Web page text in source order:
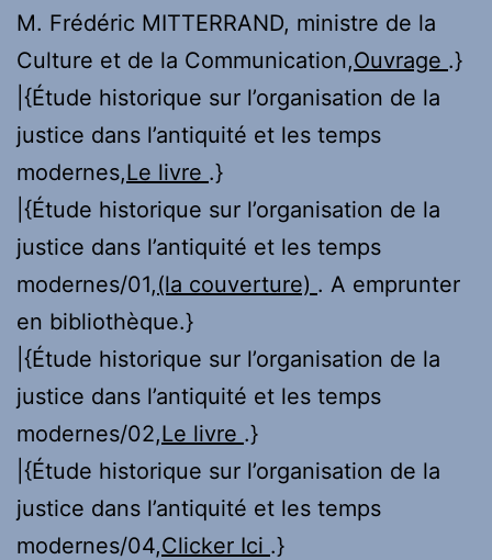
M. Frédéric MITTERRAND, ministre de la
Culture et de la Communication,Ouvrage .}
|{Étude historique sur l’organisation de la
justice dans l’antiquité et les temps
modernes,Le livre .}
|{Étude historique sur l’organisation de la
justice dans l’antiquité et les temps
modernes/01,(la couverture) . A emprunter
en bibliothèque.}
|{Étude historique sur l’organisation de la
justice dans l’antiquité et les temps
modernes/02,Le livre .}
|{Étude historique sur l’organisation de la
justice dans l’antiquité et les temps
modernes/04,Clicker Ici .}